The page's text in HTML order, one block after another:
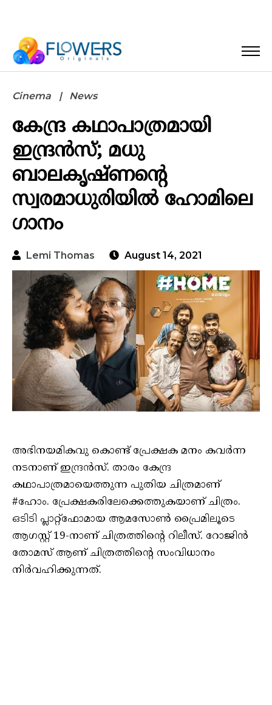
Cinema News
കേന്ദ്ര കഥാപാത്രമായി
ഇന്ദ്രന്‍സ്; മധു
ബാലകൃഷ്ണന്റെ
സ്വരമാധുരിയില്‍ ഹോമിലെ
ഗാനം
Lemi Thomas August 14, 2021
അഭിനയമികവു കൊണ്ട് പ്രേക്ഷക മനം കവര്‍ന്ന
നടനാണ് ഇന്ദ്രന്‍സ്. താരം കേന്ദ്ര
കഥാപാത്രമായെത്തുന്ന പുതിയ ചിത്രമാണ്
#ഹോം. പ്രേക്ഷകരിലേക്കെത്തുകയാണ് ചിത്രം.
ഒടിടി പ്ലാറ്റ്ഫോമായ ആമസോണ്‍ പ്രൈമിലൂടെ
ആഗസ്റ്റ് 19-നാണ് ചിത്രത്തിന്റെ റിലീസ്. റോജിന്‍
തോമസ് ആണ് ചിത്രത്തിന്റെ സംവിധാനം
നിര്‍വഹിക്കുന്നത്.